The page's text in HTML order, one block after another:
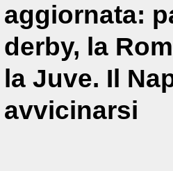
aggiornata:
derby, la
la Juve. Il
avvicinarsi